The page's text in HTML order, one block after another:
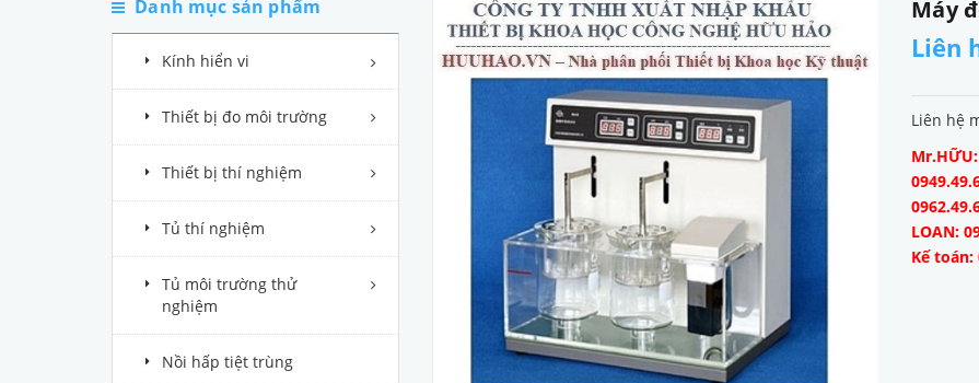
Danh mục sản phẩm
Kính hiển vi
Thiết bị đo môi trường
Thiết bị thí nghiệm
Tủ thí nghiệm
Tủ môi trường thử
nghiệm
Nồi hấp tiệt trùng
Máy
Liên
Liên hệ
LOAN:
Kế toán: